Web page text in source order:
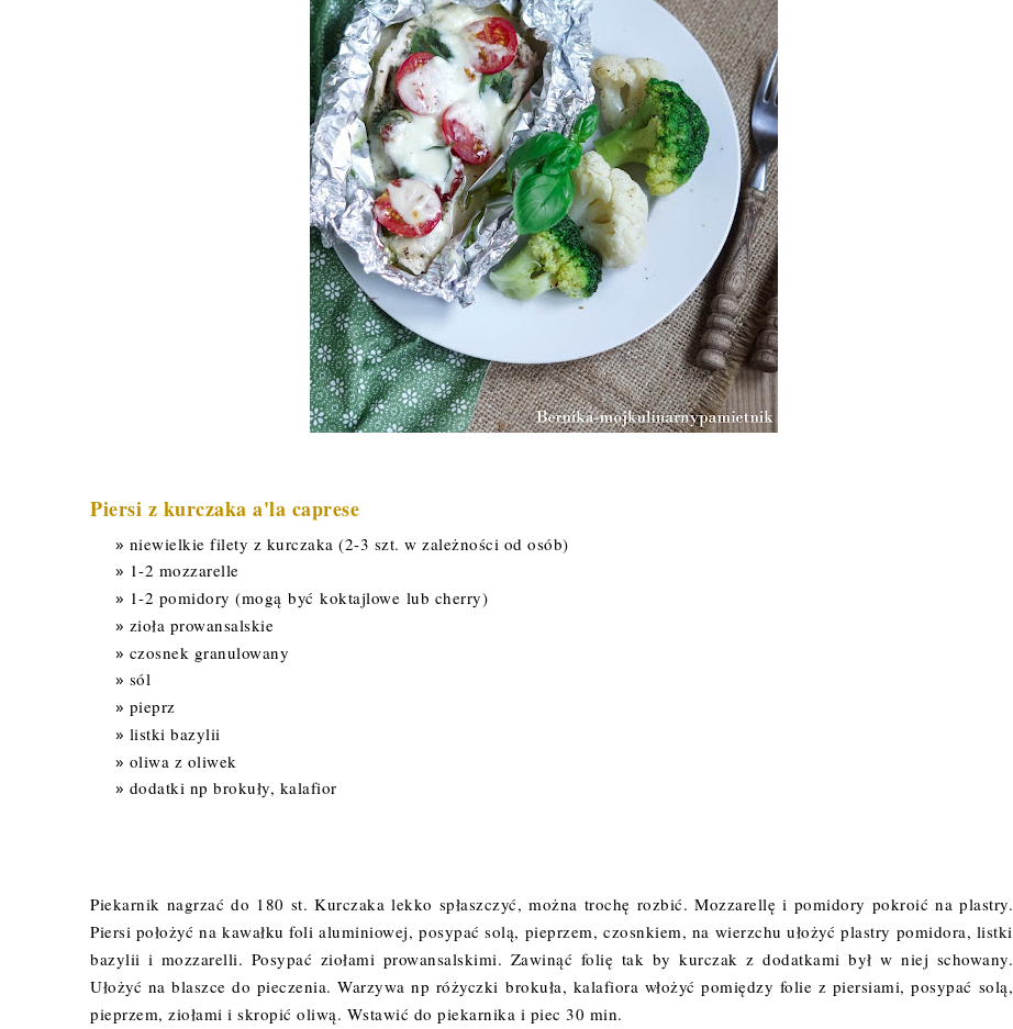
Piersi z kurczaka a'la caprese
niewielkie filety z kurczaka (2-3 szt. w zależności od osób)
1-2 mozzarelle
1-2 pomidory (mogą być koktajlowe lub cherry)
zioła prowansalskie
czosnek granulowany
sól
pieprz
listki bazylii
oliwa z oliwek
dodatki np brokuły, kalafior
Piekarnik nagrzać do 180 st. Kurczaka lekko spłaszczyć, można trochę rozbić. Mozzarellę i pomidory pokroić na plastry.
Piersi położyć na kawałku foli aluminiowej, posypać solą, pieprzem, czosnkiem, na wierzchu ułożyć plastry pomidora, listki
bazylii i mozzarelli. Posypać ziołami prowansalskimi. Zawinąć folię tak by kurczak z dodatkami był w niej schowany.
Ułożyć na blaszce do pieczenia. Warzywa np różyczki brokuła, kalafiora włożyć pomiędzy folie z piersiami, posypać solą,
pieprzem, ziołami i skropić oliwą. Wstawić do piekarnika i piec 30 min.